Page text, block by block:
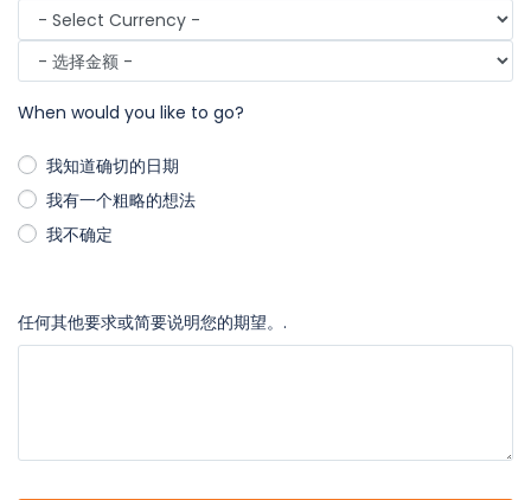
When would you like to go?
我知道确切的日期
我有一个粗略的想法
我不确定
任何其他要求或简要说明您的期望。.